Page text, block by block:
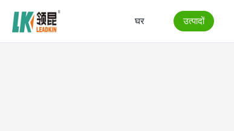
घर उत्पादों